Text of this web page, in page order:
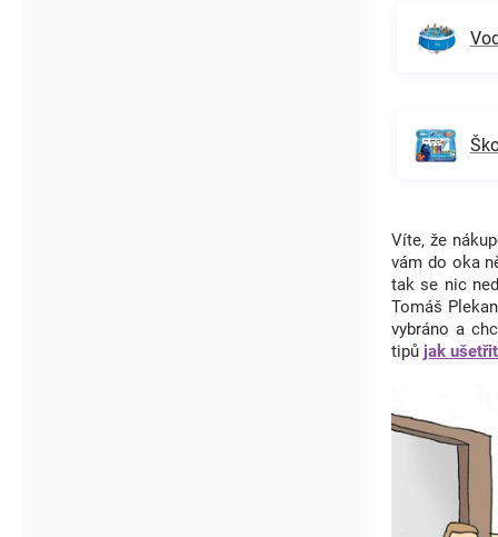
Víte, že
vám do oka
tak se nic
Tomáš
vybráno a
tipů jak